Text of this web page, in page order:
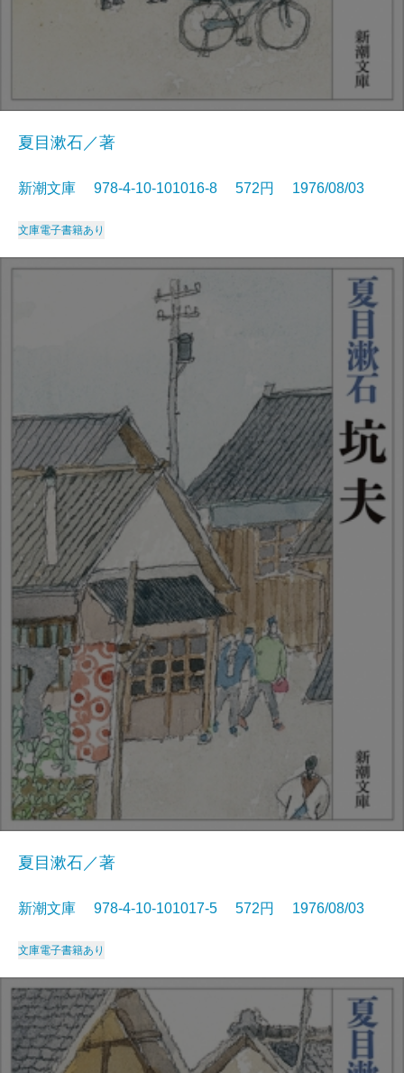
夏目漱石／著
新潮文庫 978-4-10-101016-8 572円 1976/08/03
文庫電子書籍あり
夏目漱石／著
新潮文庫 978-4-10-101017-5 572円 1976/08/03
文庫電子書籍あり